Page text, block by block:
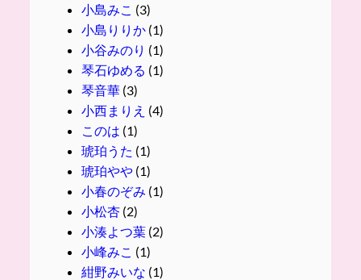
小島みこ (3)
小島りりか(1)
小谷みのり (1)
琴石ゆめる (1)
琴音華(3)
小西まりえ (4)
このは (1)
琥珀うた (1)
琥珀やや(1)
小春のぞみ (1)
小松杏(2)
小湊よつ葉(2)
小峰みこ (1)
紺野みいな (1)